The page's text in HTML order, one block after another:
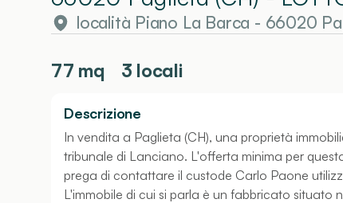
località Piano La Barca - 66020
77 mq 3 locali
Descrizione
In vendita a Paglieta (CH), una proprietà
tribunale di Lanciano. L'offerta minima per
prega di contattare il custode Carlo Paone
L'immobile di cui si parla è un fabbricato situato